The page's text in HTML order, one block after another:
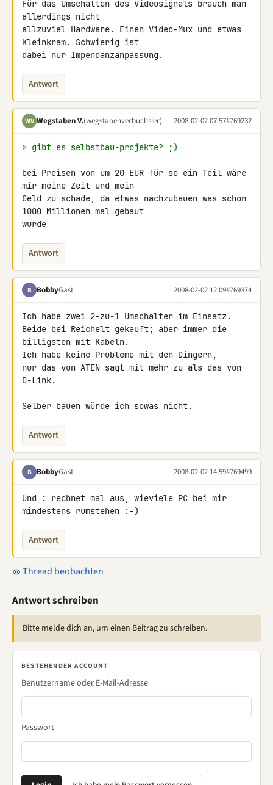
Für das Umschalten des Videosignals brauch man
allerdings nicht
allzuviel Hardware. Einen Video-Mux und etwas
Kleinkram. Schwierig ist
dabei nur Impendanzanpassung.
Antwort
WV Wegstaben V.(wegstabenverbuchsler) 2008-02-02 07:57#769232
> gibt es selbstbau-projekte? ;)
bei Preisen von um 20 EUR für so ein Teil wäre
mir meine Zeit und mein
Geld zu schade, da etwas nachzubauen was schon
1000 Millionen mal gebaut
wurde
Antwort
B BobbyGast 2008-02-02 12:09#769374
Ich habe zwei 2-zu-1 Umschalter im Einsatz.
Beide bei Reichelt gekauft; aber immer die
billigsten mit Kabeln.
Ich habe keine Probleme mit den Dingern,
nur das von ATEN sagt mit mehr zu als das von
D-Link.
Selber bauen würde ich sowas nicht.
Antwort
B BobbyGast 2008-02-02 14:59#769499
Und : rechnet mal aus, wieviele PC bei mir
mindestens rumstehen :-)
Antwort
Thread beobachten
Antwort schreiben
Bitte melde dich an, um einen Beitrag zu schreiben.
BESTEHENDER ACCOUNT
Benutzername oder E-Mail-Adresse
Passwort